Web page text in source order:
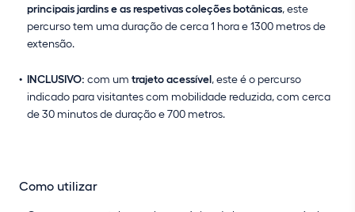
principais jardins e as respetivas coleções botânicas, este
percurso tem uma duração de cerca 1 hora e 1300 metros de
extensão.
INCLUSIVO: com um trajeto acessível, este é o percurso
indicado para visitantes com mobilidade reduzida, com cerca
de 30 minutos de duração e 700 metros.
Como utilizar